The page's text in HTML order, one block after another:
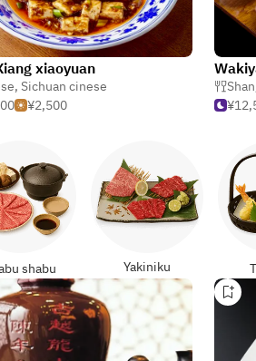
xiaoyuan
, Sichuan cinese
¥2,500
shabu Yakiniku